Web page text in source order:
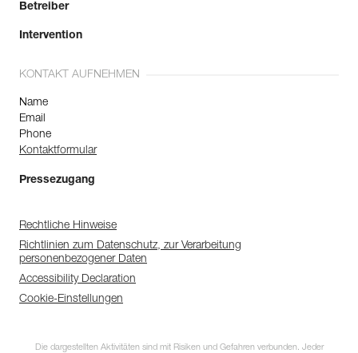
Betreiber
Intervention
KONTAKT AUFNEHMEN
Name
Email
Phone
Kontaktformular
Pressezugang
Rechtliche Hinweise
Richtlinien zum Datenschutz, zur Verarbeitung
personenbezogener Daten
Accessibility Declaration
Cookie-Einstellungen
Die dargestellten Aktivitäten sind mit Risiken und Gefahren verbunden. Jeder